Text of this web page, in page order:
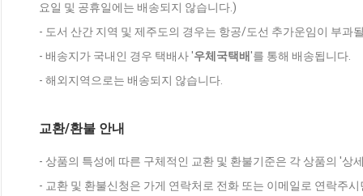
요일 및 공휴일에는 배송되지 않습니다.)
- 도서 산간 지역 및 제주도의 경우는 항공/도선 추가운임이 부과
- 배송지가 국내인 경우 택배사 '우체국택배'를 통해 배송됩니다.
- 해외지역으로는 배송되지 않습니다.
교환/환불 안내
- 상품의 특성에 따른 구체적인 교환 및 환불기준은 각 상품의 '상
- 교환 및 환불신청은 가게 연락처로 전화 또는 이메일로 연락주